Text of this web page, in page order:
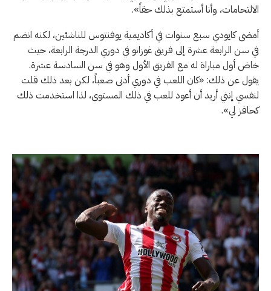
الالتحامات، وأنا أستمتع بذلك حقاً».
أمضى كايودي سبع سنوات في أكاديمية يوفنتوس للناشئين، لكنه انضم
في سن الرابعة عشرة إلى فريق غوزانو في دوري الدرجة الرابعة، حيث
خاض أول مباراة له مع الفريق الأول وهو في سن السادسة عشرة.
يقول عن ذلك: «كان اللعب في دوري أدنى صعباً، لكن بعد ذلك قلت
لنفسي إنني أريد أن أعود للعب في ذلك المستوى، لذا استخدمت ذلك
كحافز لي».